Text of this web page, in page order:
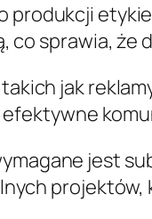
produkcji
sprawia,
jak
jest